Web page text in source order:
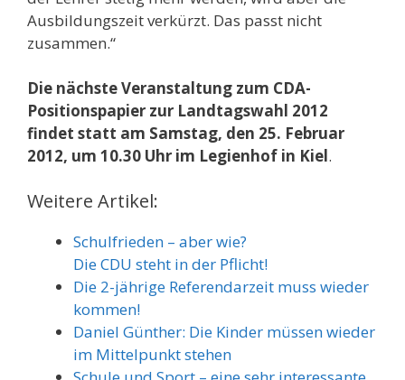
Ausbildungszeit verkürzt. Das passt nicht
zusammen.“
Die nächste Veranstaltung zum CDA-
Positionspapier zur Landtagswahl 2012
findet statt am Samstag, den 25. Februar
2012, um 10.30 Uhr im Legienhof in Kiel.
Weitere Artikel:
Schulfrieden – aber wie?
Die CDU steht in der Pflicht!
Die 2-jährige Referendarzeit muss wieder
kommen!
Daniel Günther: Die Kinder müssen wieder
im Mittelpunkt stehen